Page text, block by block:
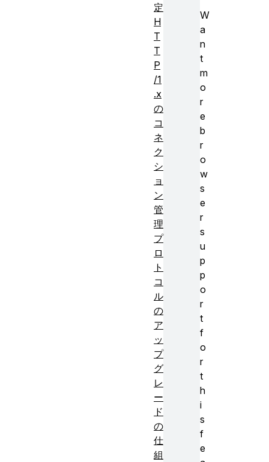
W
a
n
t
m
o
r
e
b
r
o
w
s
e
r
s
u
p
p
o
r
t
f
o
r
t
h
i
s
f
e
定
H
T
T
P
/1
.x
の
コ
ネ
ク
シ
ョ
ン
管
理
プ
ロ
ト
コ
ル
の
ア
ッ
プ
グ
レ
ー
ド
の
仕
組